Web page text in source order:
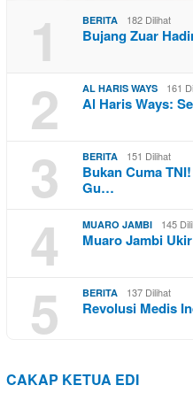
1 BERITA 182 Dilihat
Bujang Zuar
2 AL HARIS WAYS 161
Al Haris Ways:
3 BERITA 151 Dilihat
Bukan Cuma
Gu…
4 MUARO JAMBI 145
Muaro Jambi
5 BERITA 137 Dilihat
Revolusi Medis
CAKAP KETUA EDI